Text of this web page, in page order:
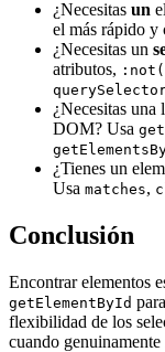
¿Necesitas un
el más rápido y
¿Necesitas un
atributos,
¿Necesitas una
DOM? Usa
¿Tienes un
Usa matches,
Conclusión
Encontrar elementos
getElementById
flexibilidad de los
cuando